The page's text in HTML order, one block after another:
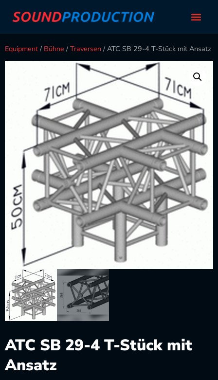
Equipment / Bühne /Traversen / ATC SB 29-4 T-Stück mit Ansatz
ATC SB 29-4 T-Stück mit
Ansatz